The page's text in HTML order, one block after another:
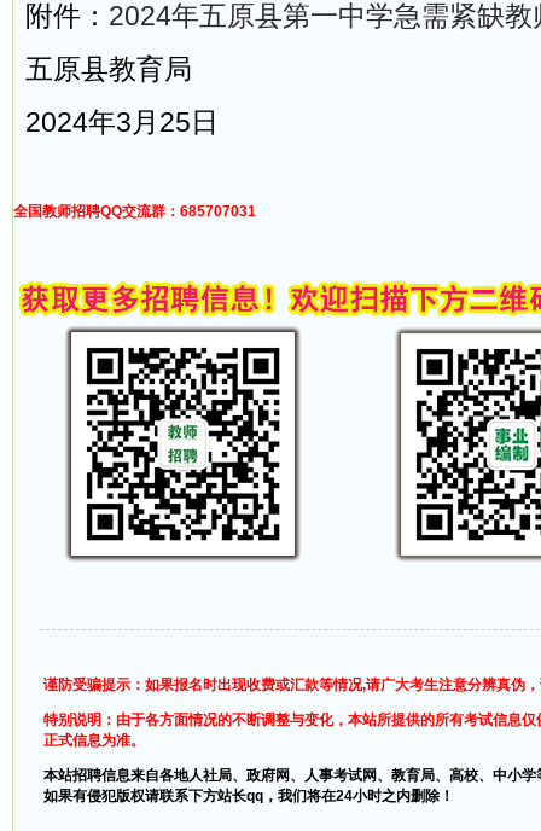
附件： 2024年五原县第一中学急需紧缺
五原县教育局
2024年3月25日
全国教师招聘QQ交流群：685707031
谨防受骗提示：如果报名时出现收费或汇款等情况,请广大考生注意分辨真伪
特别说明：由于各方面情况的不断调整与变化，本站所提供的所有考试信息
正式信息为准。
本站招聘信息来自各地人社局、政府网、人事考试网、教育局、高校、中小
如果有侵犯版权请联系下方站长qq，我们将在24小时之内删除！